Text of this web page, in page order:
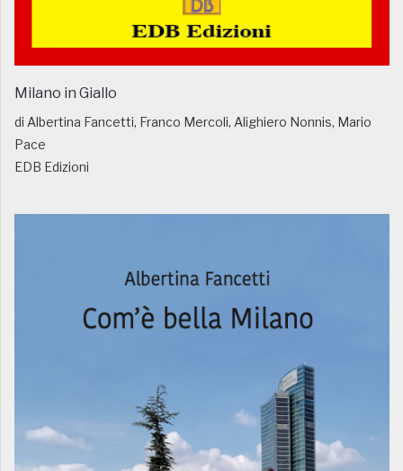
Milano in Giallo
di Albertina Fancetti, Franco Mercoli, Alighiero Nonnis, Mario
Pace
EDB Edizioni